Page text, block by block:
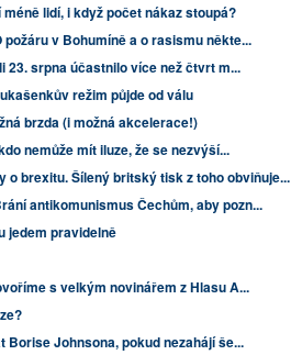
lidí, i když počet nákaz stoupá?
v Bohumíně a o rasismu někte...
23. srpna účastnilo více než čtvrt m...
režim půjde od válu
brzda (i možná akcelerace!)
nemůže mít iluze, že se nezvýší...
o brexitu. Šílený britský tisk z toho obviňuje...
antikomunismus Čechům, aby pozn...
jedem pravidelně
s velkým novinářem z Hlasu A...
Borise Johnsona, pokud nezahájí še...